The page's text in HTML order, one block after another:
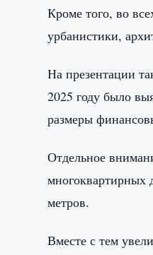
Кроме того, во
урбанистики,
На презентации
2025 году было
размеры
Отдельное
многоквартирных
метров.
Вместе с тем